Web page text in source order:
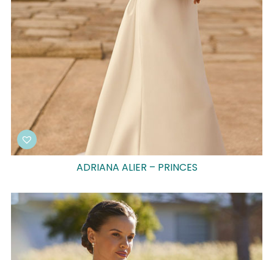
ADRIANA ALIER – PRINCES